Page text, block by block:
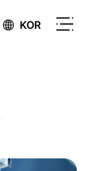
KOR